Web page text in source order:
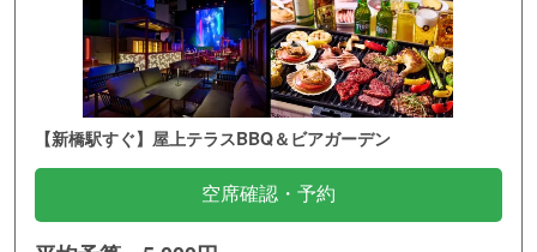
【新橋駅すぐ】屋上テラスBBQ＆ビアガーデン
空席確認・予約